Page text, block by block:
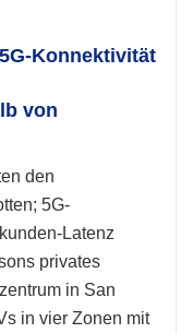
Konnektivität
von
den
5G-
Latenz
privates
in San
in vier Zonen mit